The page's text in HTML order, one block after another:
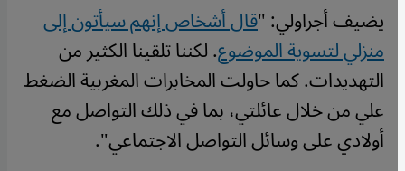
يضيف أجراولي: "قال أشخاص إنهم سيأتون إلى
منزلي لتسوية الموضوع. لكننا تلقينا الكثير من
التهديدات. كما حاولت المخابرات المغربية الضغط
علي من خلال عائلتي، بما في ذلك التواصل مع
أولادي على وسائل التواصل الاجتماعي".